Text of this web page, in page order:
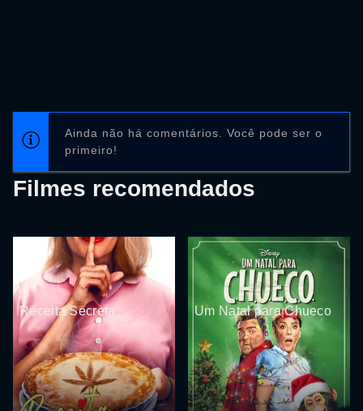
Ainda não há comentários. Você pode ser o
primeiro!
Filmes recomendados
Receita Secreta Um Natal para Chueco